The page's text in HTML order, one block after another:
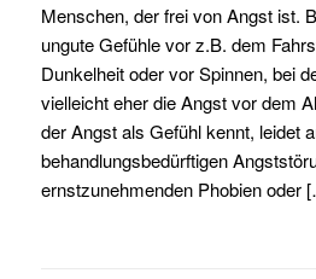
Menschen, der frei von Angst ist.
ungute Gefühle vor z.B. dem
Dunkelheit oder vor Spinnen, bei
vielleicht eher die Angst vor dem
der Angst als Gefühl kennt, leidet
behandlungsbedürftigen
ernstzunehmenden Phobien oder